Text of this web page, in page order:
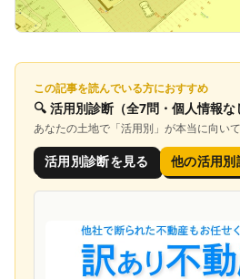
この記事を読んでいる方におすすめ
🔍 活用別診断 （全7問・個人情報な
あなたの土地で「活用別 」が本当に向い
活用別診断を見る 他の活用別